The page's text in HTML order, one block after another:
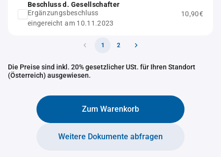
Beschluss d. Gesellschafter
Ergänzungsbeschluss
eingereicht am 10.11.2023
10,90€
1 2
Die Preise sind inkl. 20% gesetzlicher USt. für Ihren Standort
(Österreich) ausgewiesen.
Zum Warenkorb
Weitere Dokumente abfragen